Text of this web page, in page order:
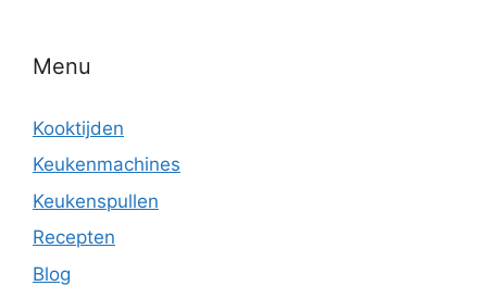
Menu
Kooktijden
Keukenmachines
Keukenspullen
Recepten
Blog